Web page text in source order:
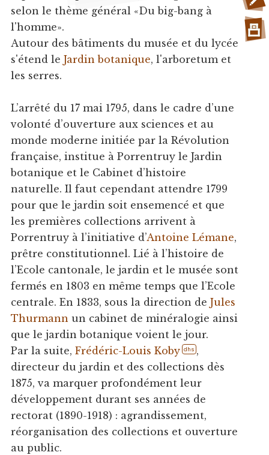
selon le thème général «Du big-bang à
l'homme».
Autour des bâtiments du musée et du lycée
s'étend le Jardin botanique, l'arboretum et
les serres.
L’arrêté du 17 mai 1795, dans le cadre d’une
volonté d’ouverture aux sciences et au
monde moderne initiée par la Révolution
française, institue à Porrentruy le Jardin
botanique et le Cabinet d’histoire
naturelle. Il faut cependant attendre 1799
pour que le jardin soit ensemencé et que
les premières collections arrivent à
Porrentruy à l’initiative d’Antoine Lémane,
prêtre constitutionnel. Lié à l’histoire de
l’Ecole cantonale, le jardin et le musée sont
fermés en 1803 en même temps que l’Ecole
centrale. En 1833, sous la direction de Jules
Thurmann un cabinet de minéralogie ainsi
que le jardin botanique voient le jour.
Par la suite, Frédéric-Louis Koby dhs ,
directeur du jardin et des collections dès
1875, va marquer profondément leur
développement durant ses années de
rectorat (1890-1918) : agrandissement,
réorganisation des collections et ouverture
au public.